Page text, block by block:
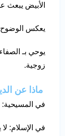
الأبيض يبعث
يعكس الوضوح
يوحي بـ
زوجية.
ماذا عن
في المسيحية:
في الإسلام: